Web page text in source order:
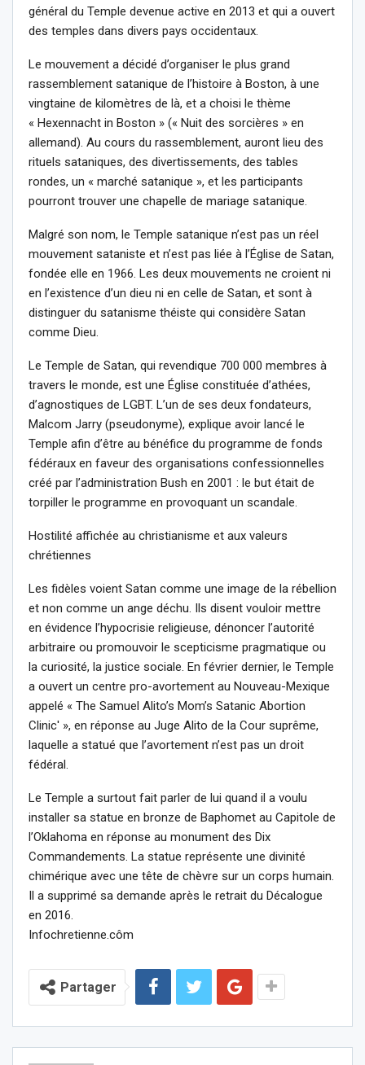
général du Temple devenue active en 2013 et qui a ouvert
des temples dans divers pays occidentaux.
Le mouvement a décidé d’organiser le plus grand
rassemblement satanique de l’histoire à Boston, à une
vingtaine de kilomètres de là, et a choisi le thème
« Hexennacht in Boston » (« Nuit des sorcières » en
allemand). Au cours du rassemblement, auront lieu des
rituels sataniques, des divertissements, des tables
rondes, un « marché satanique », et les participants
pourront trouver une chapelle de mariage satanique.
Malgré son nom, le Temple satanique n’est pas un réel
mouvement sataniste et n’est pas liée à l’Église de Satan,
fondée elle en 1966. Les deux mouvements ne croient ni
en l’existence d’un dieu ni en celle de Satan, et sont à
distinguer du satanisme théiste qui considère Satan
comme Dieu.
Le Temple de Satan, qui revendique 700 000 membres à
travers le monde, est une Église constituée d’athées,
d’agnostiques de LGBT. L’un de ses deux fondateurs,
Malcom Jarry (pseudonyme), explique avoir lancé le
Temple afin d’être au bénéfice du programme de fonds
fédéraux en faveur des organisations confessionnelles
créé par l’administration Bush en 2001 : le but était de
torpiller le programme en provoquant un scandale.
Hostilité affichée au christianisme et aux valeurs
chrétiennes
Les fidèles voient Satan comme une image de la rébellion
et non comme un ange déchu. Ils disent vouloir mettre
en évidence l’hypocrisie religieuse, dénoncer l’autorité
arbitraire ou promouvoir le scepticisme pragmatique ou
la curiosité, la justice sociale. En février dernier, le Temple
a ouvert un centre pro-avortement au Nouveau-Mexique
appelé « The Samuel Alito’s Mom’s Satanic Abortion
Clinic' », en réponse au Juge Alito de la Cour suprême,
laquelle a statué que l’avortement n’est pas un droit
fédéral.
Le Temple a surtout fait parler de lui quand il a voulu
installer sa statue en bronze de Baphomet au Capitole de
l’Oklahoma en réponse au monument des Dix
Commandements. La statue représente une divinité
chimérique avec une tête de chèvre sur un corps humain.
Il a supprimé sa demande après le retrait du Décalogue
en 2016.
Infochretienne.côm
Partager